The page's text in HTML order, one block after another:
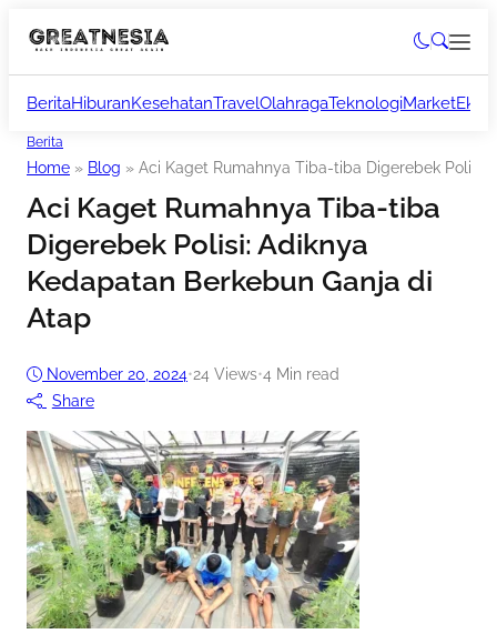
BeritaHiburanKesehatanTravelOlahragaTeknologiMarket
Berita
Home » Blog » Aci Kaget Rumahnya Tiba-tiba Digerebek Polisi:
Aci Kaget Rumahnya Tiba-tiba
Digerebek Polisi: Adiknya
Kedapatan Berkebun Ganja di
Atap
November 20, 2024•24 Views•4 Min read
Share